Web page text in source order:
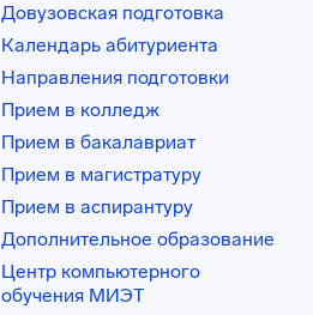
Довузовская подготовка
Календарь абитуриента
Направления подготовки
Прием в колледж
Прием в бакалавриат
Прием в магистратуру
Прием в аспирантуру
Дополнительное образование
Центр компьютерного
обучения МИЭТ